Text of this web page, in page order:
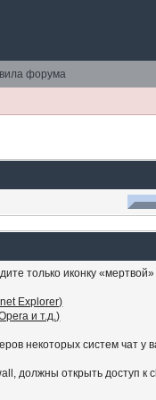
форума
только иконку
Explorer)
и т.д.)
некоторых систем чат у
должны открыть доступ к